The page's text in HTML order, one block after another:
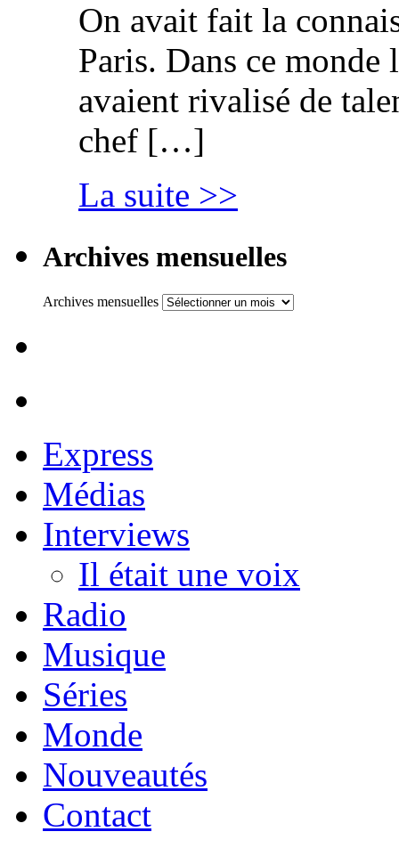
On avait fait la
Paris. Dans ce
avaient rivalisé de
chef […]
La suite >>
Archives mensuelles
Archives mensuelles
Express
Médias
Interviews
Il était une voix
Radio
Musique
Séries
Monde
Nouveautés
Contact